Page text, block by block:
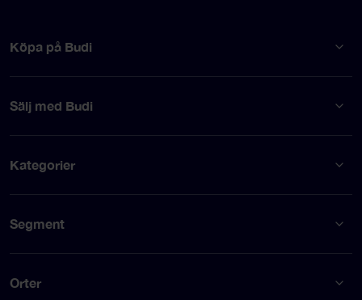
Köpa på Budi
Sälj med Budi
Kategorier
Segment
Orter